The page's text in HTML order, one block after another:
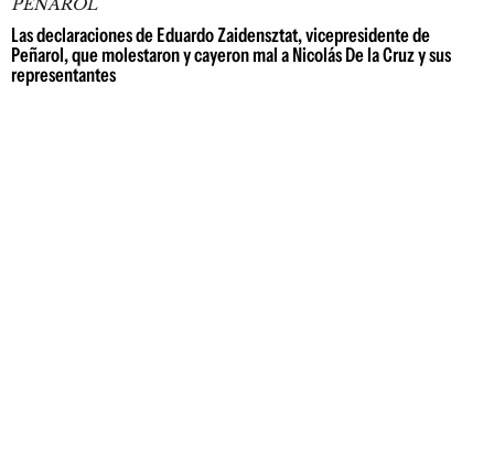
PEÑAROL
Las declaraciones de Eduardo Zaidensztat, vicepresidente de
Peñarol, que molestaron y cayeron mal a Nicolás De la Cruz y sus
representantes